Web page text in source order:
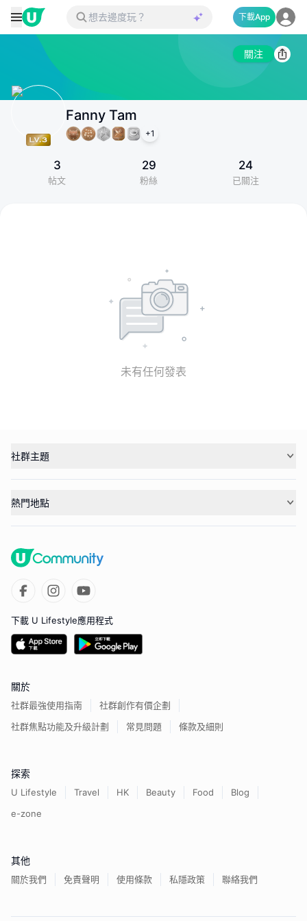
下載App
關注
Fanny Tam
+1
3
帖文
29
粉絲
24
已關注
未有任何發表
社群主題
熱門地點
下載 U Lifestyle應用程式
關於
社群最強使用指南
社群創作有價企劃
社群焦點功能及升級計劃
常見問題 條款及細則
探索
U Lifestyle Travel HK Beauty Food
Blog
e-zone
其他
關於我們 免責聲明 使用條款 私隱政策 聯絡我們